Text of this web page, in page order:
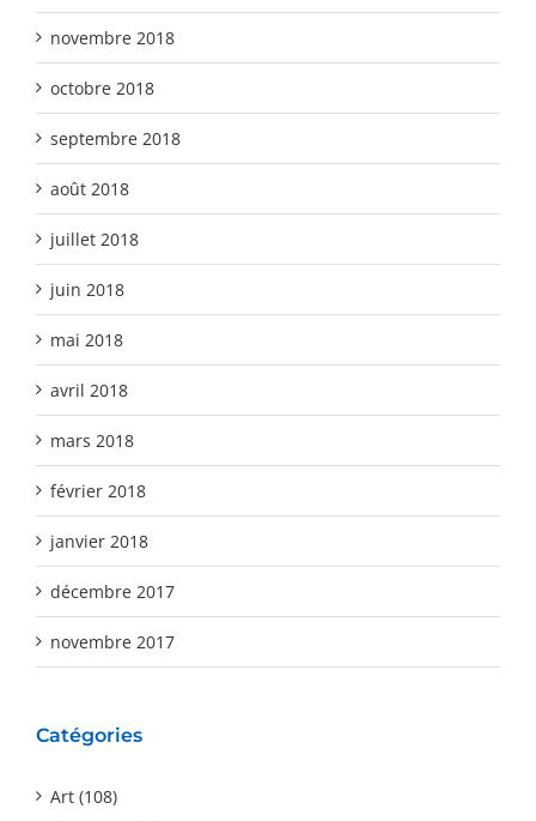
novembre 2018
octobre 2018
septembre 2018
août 2018
juillet 2018
juin 2018
mai 2018
avril 2018
mars 2018
février 2018
janvier 2018
décembre 2017
novembre 2017
Catégories
Art (108)